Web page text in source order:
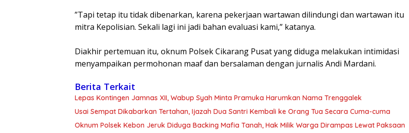
‎”Tapi tetap itu tidak dibenarkan, karena pekerjaan wartawan dilindungi dan wartawan itu
mitra Kepolisian. Sekali lagi ini jadi bahan evaluasi kami,” katanya.
‎Diakhir pertemuan itu, oknum Polsek Cikarang Pusat yang diduga melakukan intimidasi
menyampaikan permohonan maaf dan bersalaman dengan jurnalis Andi Mardani.
Berita Terkait
Lepas Kontingen Jamnas XII, Wabup Syah Minta Pramuka Harumkan Nama Trenggalek
Usai Sempat Dikabarkan Tertahan, Ijazah Dua Santri Kembali ke Orang Tua Secara Cuma-cuma
Oknum Polsek Kebon Jeruk Diduga Backing Mafia Tanah, Hak Milik Warga Dirampas Lewat Paksaan